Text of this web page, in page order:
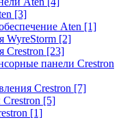
[3]
Aten [1]
WyreStorm [2]
Crestron [23]
панели Crestron
Crestron [7]
[5]
[1]